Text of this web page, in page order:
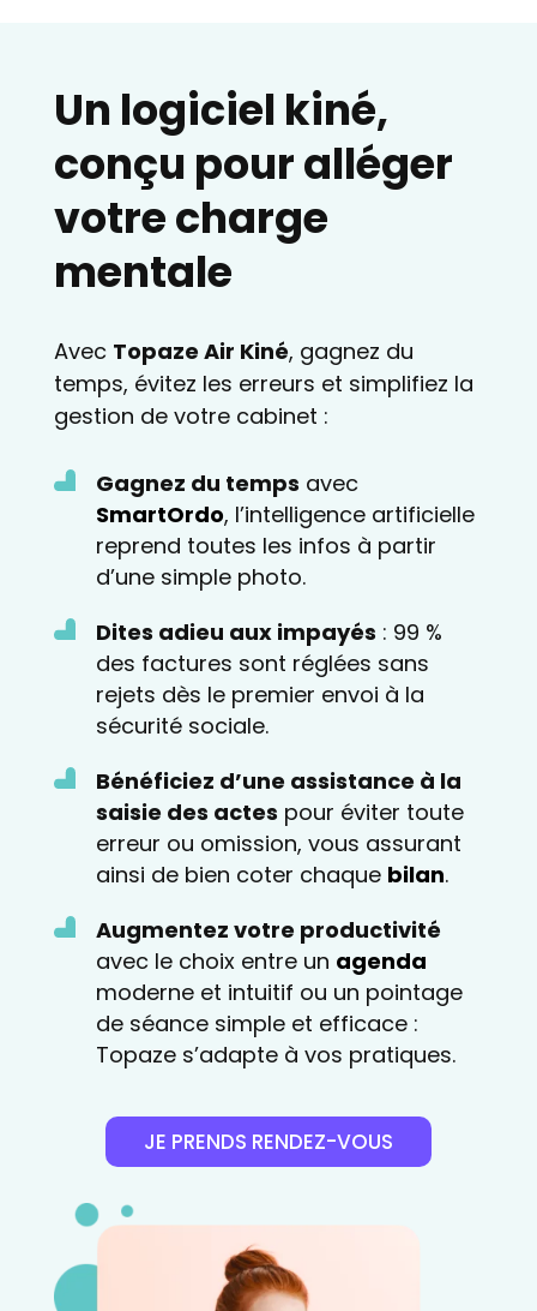
Un logiciel kiné,
conçu pour alléger
votre charge
mentale
Avec Topaze Air Kiné, gagnez du
temps, évitez les erreurs et simplifiez la
gestion de votre cabinet :
Gagnez du temps avec
SmartOrdo, l’intelligence artificielle
reprend toutes les infos à partir
d’une simple photo.
Dites adieu aux impayés : 99 %
des factures sont réglées sans
rejets dès le premier envoi à la
sécurité sociale.
Bénéficiez d’une assistance à la
saisie des actes pour éviter toute
erreur ou omission, vous assurant
ainsi de bien coter chaque bilan.
Augmentez votre productivité
avec le choix entre un agenda
moderne et intuitif ou un pointage
de séance simple et efficace :
Topaze s’adapte à vos pratiques.
JE PRENDS RENDEZ-VOUS